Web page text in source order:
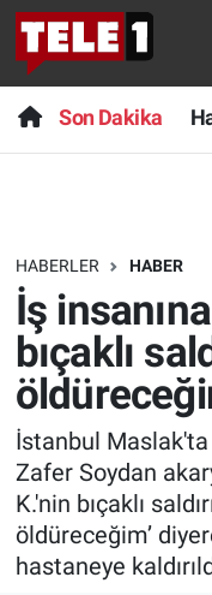
Son Dakika
HABERLER HABER
İş
bıçaklı
İstanbul Maslak'ta
Zafer Soydan
K.'nin bıçaklı
öldüreceğim’
hastaneye
Anında Manşet
Başka
Bilim turu
Bilim ve
Doğa
Dünya
Ege Saati
Ege'den
Son Dakika
Haber
Dünya
Teknoloji
Sağlık
Spor
Yayın Akışı
İletişim
Nöbetçi
Hava Durumu
Trafik Durumu
Süper Lig
Tüm Manşetler
Son Dakika
Haber Arşivi